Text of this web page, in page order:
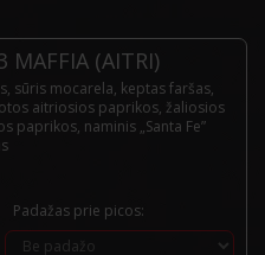
MAFFIA (AITRI)
sūris mocarela, keptas faršas,
aitriosios paprikos, žaliosios
paprikos, naminis „Santa Fe”
Padažas prie picos: